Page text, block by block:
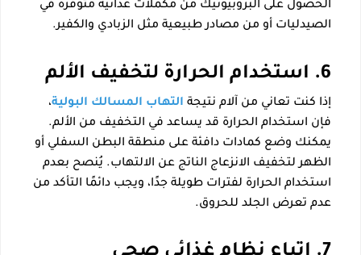
الحصول على البروبيوتيك من مكملات غذائية متوفرة في
الصيدليات أو من مصادر طبيعية مثل الزبادي والكفير.
6. استخدام الحرارة لتخفيف الألم
إذا كنت تعاني من آلام نتيجة التهاب المسالك البولية،
فإن استخدام الحرارة قد يساعد في التخفيف من الألم.
يمكنك وضع كمادات دافئة على منطقة البطن السفلي أو
الظهر لتخفيف الانزعاج الناتج عن الالتهاب. يُنصح بعدم
استخدام الحرارة لفترات طويلة جدًا، ويجب دائمًا التأكد من
عدم تعرض الجلد للحروق.